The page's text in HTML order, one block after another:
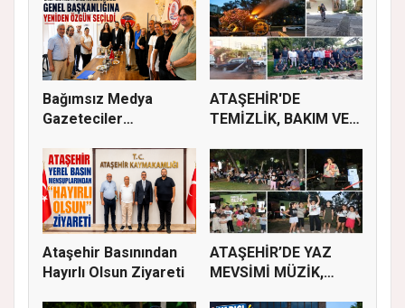
Bağımsız Medya
Gazeteciler
ATAŞEHİR'DE
TEMİZLİK, BAKIM VE
Ataşehir Basınından
Hayırlı Olsun Ziyareti
ATAŞEHİR’DE YAZ
MEVSİMİ MÜZİK,